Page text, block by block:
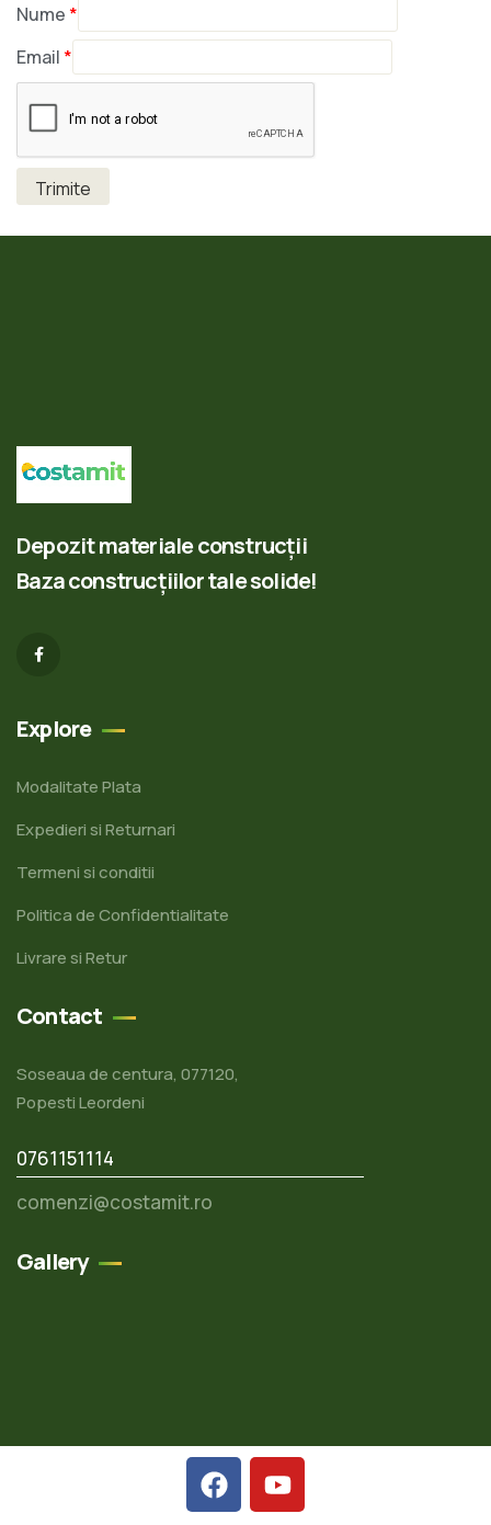
Nume *
Email *
Depozit materiale construcții
Baza construcțiilor tale solide!
Explore
Modalitate Plata
Expedieri si Returnari
Termeni si conditii
Politica de Confidentialitate
Livrare si Retur
Contact
Soseaua de centura, 077120,
Popesti Leordeni
0761151114
comenzi@costamit.ro
Gallery